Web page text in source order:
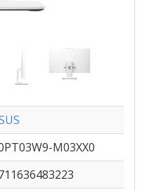
M03XX0